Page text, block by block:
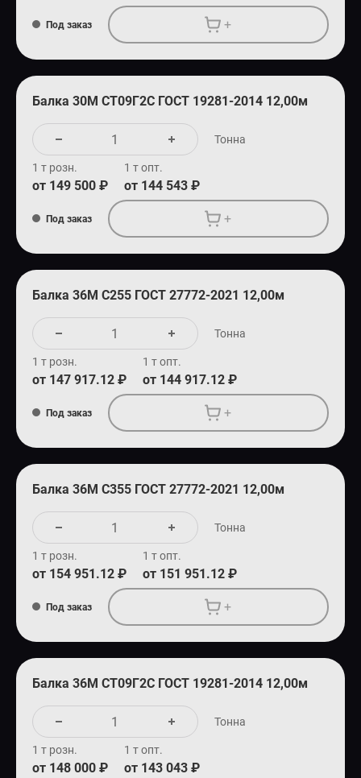
Под заказ +
Балка 30М СТ09Г2С ГОСТ 19281-2014 12,00м
Тонна
1 т розн.
от 149 500 ₽
1 т опт.
от 144 543 ₽
Под заказ +
Балка 36М С255 ГОСТ 27772-2021 12,00м
Тонна
1 т розн.
от 147 917.12 ₽
1 т опт.
от 144 917.12 ₽
Под заказ +
Балка 36М С355 ГОСТ 27772-2021 12,00м
Тонна
1 т розн.
от 154 951.12 ₽
1 т опт.
от 151 951.12 ₽
Под заказ +
Балка 36М СТ09Г2С ГОСТ 19281-2014 12,00м
Тонна
1 т розн.
от 148 000 ₽
1 т опт.
от 143 043 ₽